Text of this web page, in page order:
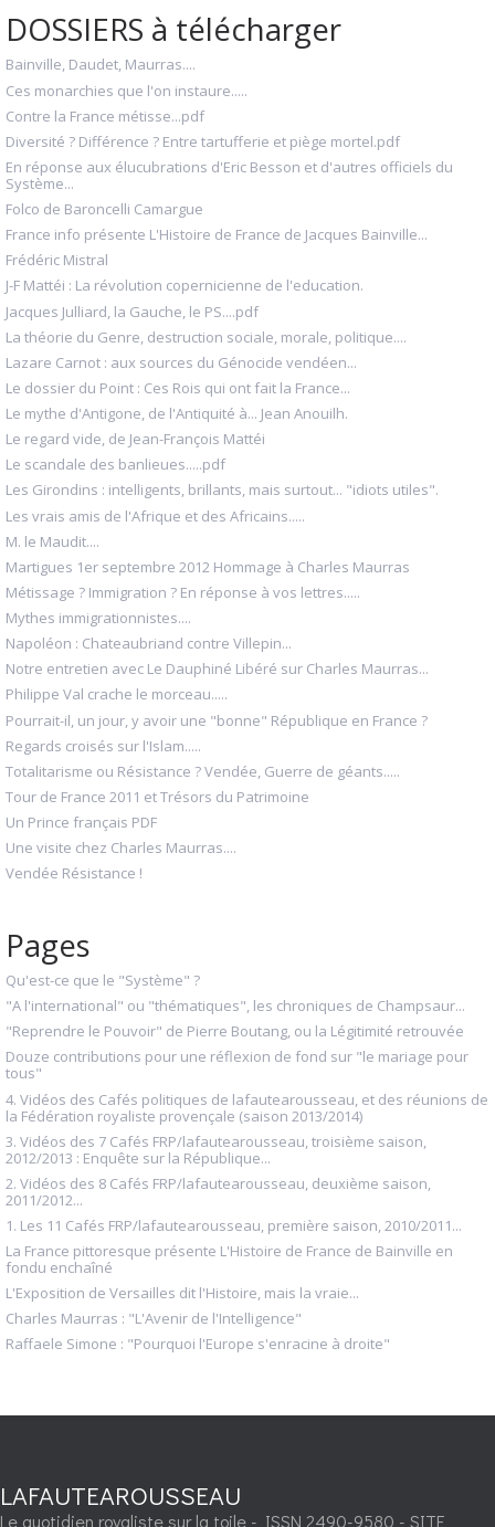
DOSSIERS à télécharger
Bainville, Daudet, Maurras....
Ces monarchies que l'on instaure.....
Contre la France métisse...pdf
Diversité ? Différence ? Entre tartufferie et piège mortel.pdf
En réponse aux élucubrations d'Eric Besson et d'autres officiels du
Système...
Folco de Baroncelli Camargue
France info présente L'Histoire de France de Jacques Bainville...
Frédéric Mistral
J-F Mattéi : La révolution copernicienne de l'education.
Jacques Julliard, la Gauche, le PS....pdf
La théorie du Genre, destruction sociale, morale, politique....
Lazare Carnot : aux sources du Génocide vendéen...
Le dossier du Point : Ces Rois qui ont fait la France...
Le mythe d'Antigone, de l'Antiquité à... Jean Anouilh.
Le regard vide, de Jean-François Mattéi
Le scandale des banlieues.....pdf
Les Girondins : intelligents, brillants, mais surtout... "idiots utiles".
Les vrais amis de l'Afrique et des Africains.....
M. le Maudit....
Martigues 1er septembre 2012 Hommage à Charles Maurras
Métissage ? Immigration ? En réponse à vos lettres.....
Mythes immigrationnistes....
Napoléon : Chateaubriand contre Villepin...
Notre entretien avec Le Dauphiné Libéré sur Charles Maurras...
Philippe Val crache le morceau.....
Pourrait-il, un jour, y avoir une "bonne" République en France ?
Regards croisés sur l'Islam.....
Totalitarisme ou Résistance ? Vendée, Guerre de géants.....
Tour de France 2011 et Trésors du Patrimoine
Un Prince français PDF
Une visite chez Charles Maurras....
Vendée Résistance !
Pages
Qu'est-ce que le "Système" ?
"A l'international" ou "thématiques", les chroniques de Champsaur...
"Reprendre le Pouvoir" de Pierre Boutang, ou la Légitimité retrouvée
Douze contributions pour une réflexion de fond sur "le mariage pour
tous"
4. Vidéos des Cafés politiques de lafautearousseau, et des réunions de
la Fédération royaliste provençale (saison 2013/2014)
3. Vidéos des 7 Cafés FRP/lafautearousseau, troisième saison,
2012/2013 : Enquête sur la République...
2. Vidéos des 8 Cafés FRP/lafautearousseau, deuxième saison,
2011/2012...
1. Les 11 Cafés FRP/lafautearousseau, première saison, 2010/2011...
La France pittoresque présente L'Histoire de France de Bainville en
fondu enchaîné
L'Exposition de Versailles dit l'Histoire, mais la vraie...
Charles Maurras : "L'Avenir de l'Intelligence"
Raffaele Simone : "Pourquoi l'Europe s'enracine à droite"
LAFAUTEAROUSSEAU
Le quotidien royaliste sur la toile - ISSN 2490-9580 - SITE